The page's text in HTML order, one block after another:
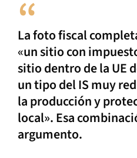
La foto fiscal
«un sitio con
sitio dentro de la UE
un tipo del IS muy
la producción y
local». Esa
argumento.